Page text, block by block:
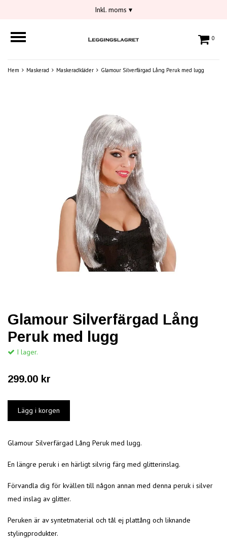
Inkl. moms ▾
0
Hem Maskerad Maskeradkläder Glamour Silverfärgad Lång Peruk med lugg
Glamour Silverfärgad Lång
Peruk med lugg
I lager.
299.00 kr
Glamour Silverfärgad Lång Peruk med lugg.
En längre peruk i en härligt silvrig färg med glitterinslag.
Förvandla dig för kvällen till någon annan med denna peruk i silver
med inslag av glitter.
Peruken är av syntetmaterial och tål ej plattång och liknande
stylingprodukter.